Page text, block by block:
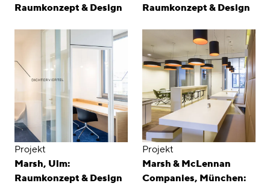
Raumkonzept & Design
Raumkonzept & Design
Projekt
Marsh, Ulm:
Raumkonzept & Design
Projekt
Marsh & McLennan
Companies, München: